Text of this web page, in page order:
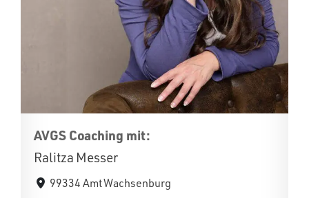
AVGS Coaching mit:
Ralitza Messer
99334 Amt Wachsenburg